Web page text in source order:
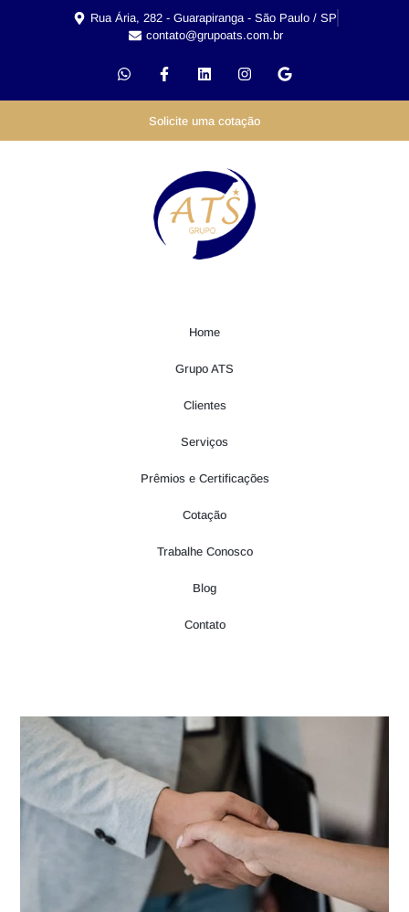
Rua Ária, 282 - Guarapiranga - São Paulo / SP
contato@grupoats.com.br
Solicite uma cotação
Home
Grupo ATS
Clientes
Serviços
Prêmios e Certificações
Cotação
Trabalhe Conosco
Blog
Contato